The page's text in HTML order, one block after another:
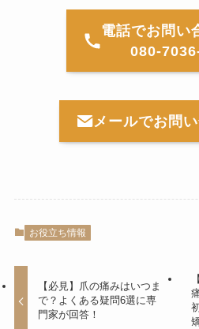
電話でお問い
080-
メールでお問
お役立ち情報
【必見】爪の痛みはいつま
で？よくある疑問6選に専
門家が回答！